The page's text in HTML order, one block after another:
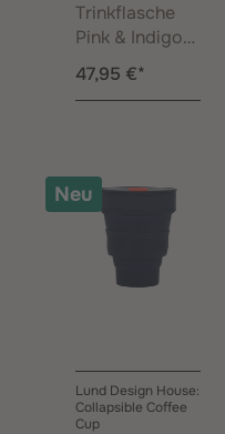
Trinkflasche
Pink & Indigo
Straight
Stripes 0,50 l
47,95 €*
Neu
Lund Design House:
Collapsible Coffee
Cup